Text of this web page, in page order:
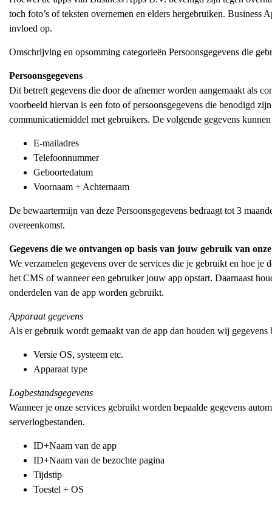
toch foto’s of teksten overnemen en elders hergebruiken. Business
invloed op.
Omschrijving en opsomming categorieën Persoonsgegevens die
Persoonsgegevens
Dit betreft gegevens die door de afnemer worden aangemaakt als
voorbeeld hiervan is een foto of persoonsgegevens die benodigd
communicatiemiddel met gebruikers. De volgende gegevens
E-mailadres
Telefoonnummer
Geboortedatum
Voornaam + Achternaam
De bewaartermijn van deze Persoonsgegevens bedraagt tot 3
overeenkomst.
Gegevens die we ontvangen op basis van jouw gebruik van
We verzamelen gegevens over de services die je gebruikt en hoe je
het CMS of wanneer een gebruiker jouw app opstart. Daarnaast
onderdelen van de app worden gebruikt.
Apparaat gegevens
Als er gebruik wordt gemaakt van de app dan houden wij
Versie OS, systeem etc.
Apparaat type
Logbestandsgegevens
Wanneer je onze services gebruikt worden bepaalde gegevens
serverlogbestanden.
ID+Naam van de app
ID+Naam van de bezochte pagina
Tijdstip
Toestel + OS